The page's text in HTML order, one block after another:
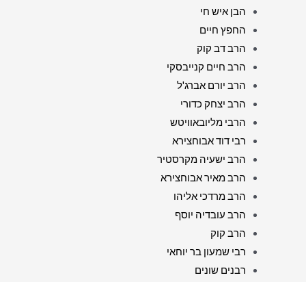
הבן איש חי
החפץ חיים
הרב דב קוק
הרב חיים קנייבסקי
הרב יורם אברג'ל
הרב יצחק כדורי
הרבי מליובאוויטש
רבי דוד אבוחצירא
הרב ישעיה מקרסטיר
הרב מאיר אבוחצירא
הרב מרדכי אליהו
הרב עובדיה יוסף
הרב קוק
רבי שמעון בר יוחאי
רבנים שונים